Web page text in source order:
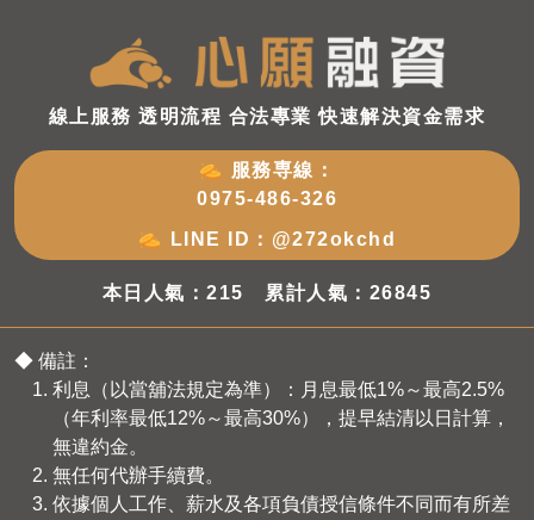
線上服務 透明流程 合法專業 快速解決資金需求
服務専線：
0975-486-326
LINE ID： @272okchd
本日人氣：215 累計人氣：26845
◆ 備註：
利息（以當舖法規定為準）：月息最低1%～最高2.5%
（年利率最低12%～最高30%），提早結清以日計算，
無違約金。
無任何代辦手續費。
依據個人工作、薪水及各項負債授信條件不同而有所差